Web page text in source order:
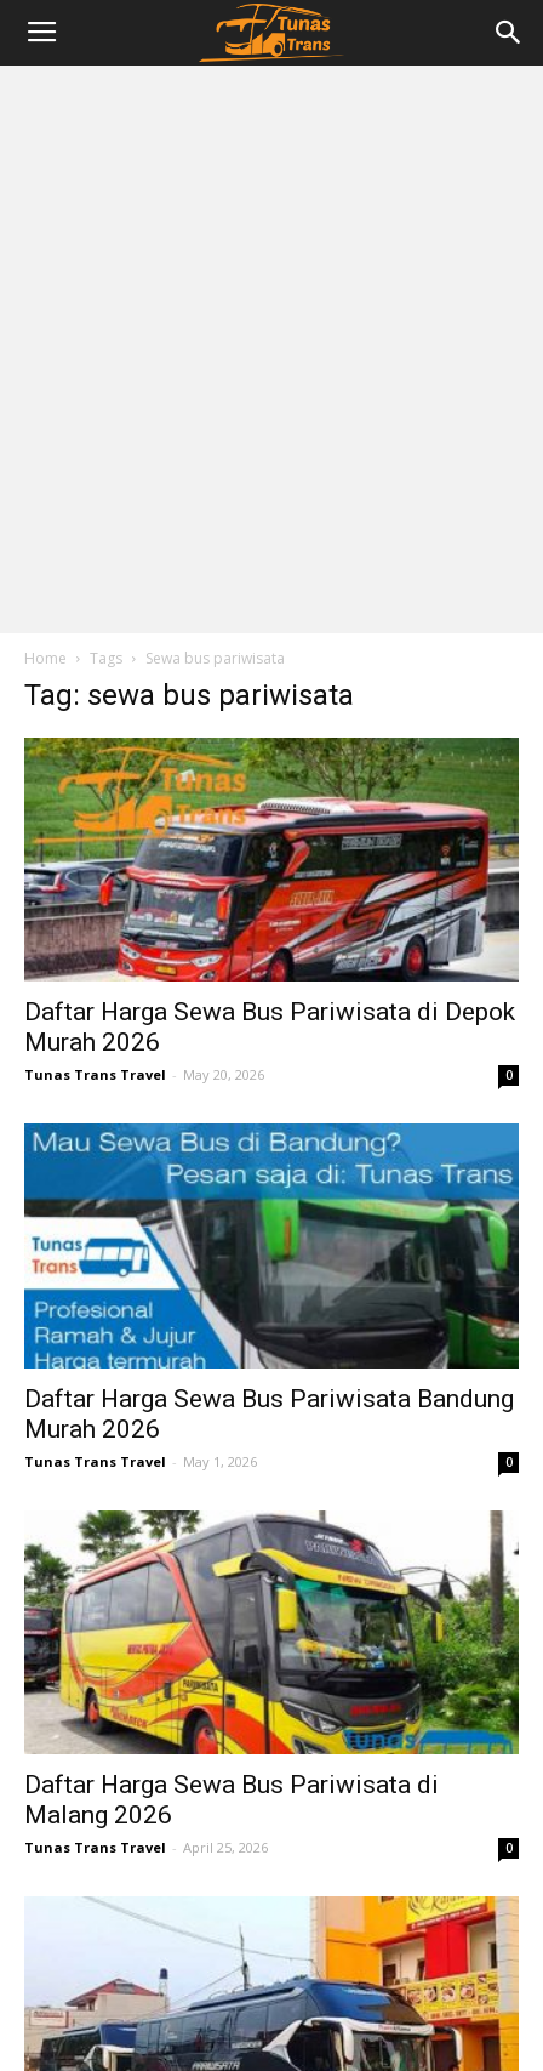
Tunas
Home Tags Sewa bus pariwisata
Tag: sewa bus pariwisata
Daftar Harga Sewa Bus Pariwisata di Depok
Murah 2026
Tunas Trans Travel - May 20, 2026 0
Daftar Harga Sewa Bus Pariwisata Bandung
Murah 2026
Tunas Trans Travel - May 1, 2026 0
Daftar Harga Sewa Bus Pariwisata di
Malang 2026
Tunas Trans Travel - April 25, 2026 0